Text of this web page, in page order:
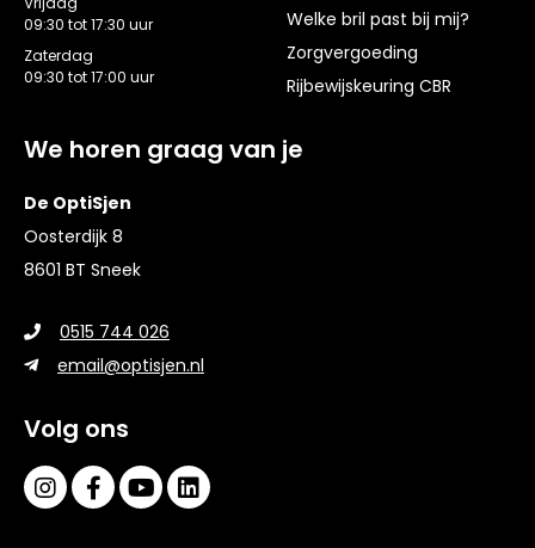
09:30 tot 17:30 uur
Zaterdag
09:30 tot 17:00 uur
Welke bril past bij mij?
Zorgvergoeding
Rijbewijskeuring CBR
We horen graag van je
De OptiSjen
Oosterdijk 8
8601 BT Sneek
0515 744 026
email@optisjen.nl
Volg ons